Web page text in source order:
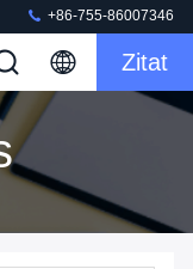
+86-755-86007346
Zitat